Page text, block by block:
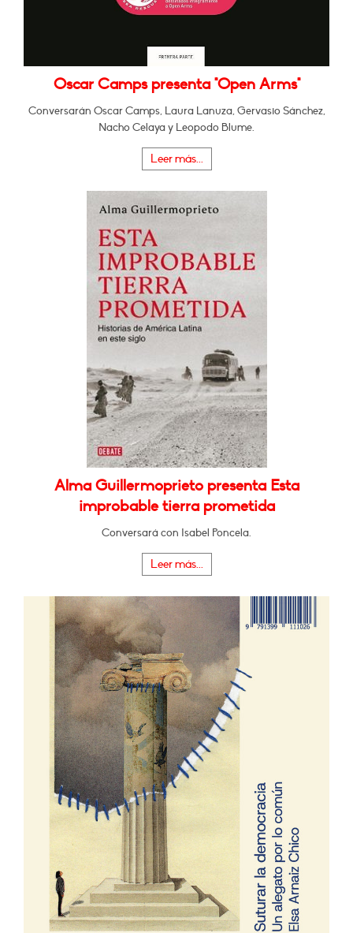
Oscar Camps presenta "Open Arms"
Conversarán Oscar Camps, Laura Lanuza, Gervasio Sánchez,
Nacho Celaya y Leopodo Blume.
Leer más...
Alma Guillermoprieto presenta Esta
improbable tierra prometida
Conversará con Isabel Poncela.
Leer más...